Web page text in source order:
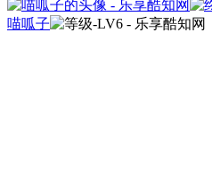
喵呱子